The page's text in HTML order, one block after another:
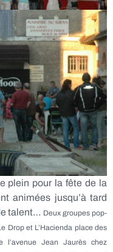
plein pour la fête de la
animées jusqu’à tard
talent… Deux groupes pop-
Drop et L’Hacienda place des
l’avenue Jean Jaurès chez